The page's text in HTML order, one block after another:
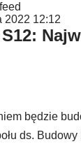
2022 12:12
będzie
ds.